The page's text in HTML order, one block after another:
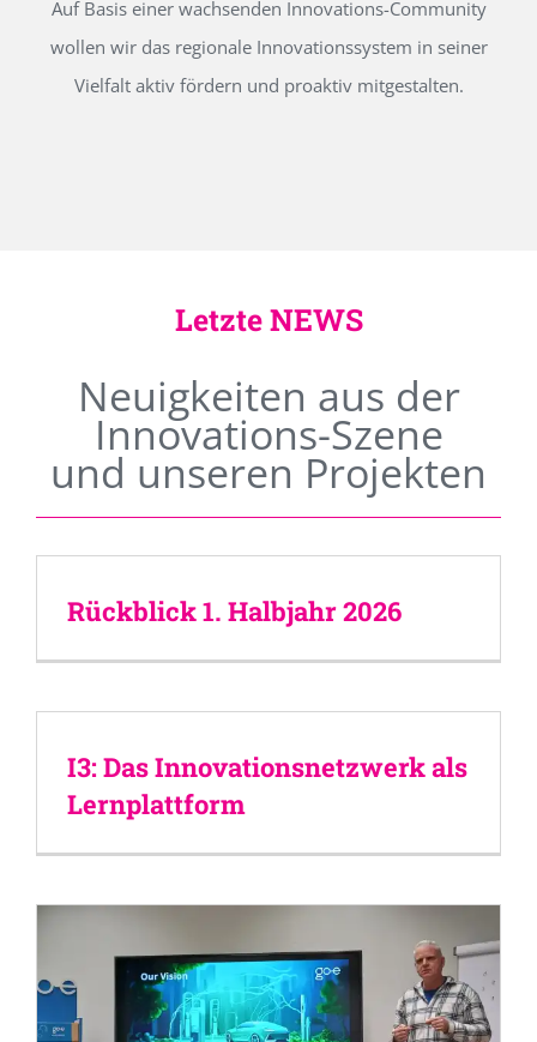
Auf Basis einer wachsenden Innovations-Community
wollen wir das regionale Innovationssystem in seiner
Vielfalt aktiv fördern und proaktiv mitgestalten.
Letzte NEWS
Neuigkeiten aus der
Innovations-Szene
und unseren Projekten
Rückblick 1. Halbjahr 2026
I3: Das Innovationsnetzwerk als
Lernplattform